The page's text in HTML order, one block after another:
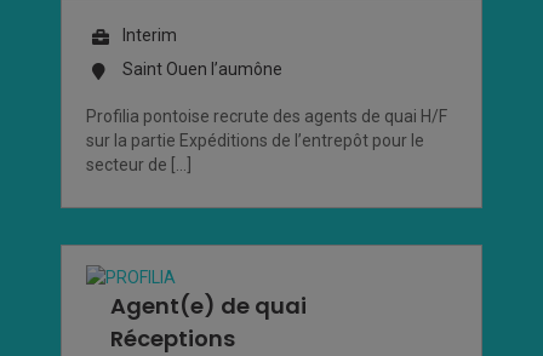
Interim
Saint Ouen l’aumône
Profilia pontoise recrute des agents de quai H/F
sur la partie Expéditions de l’entrepôt pour le
secteur de […]
Agent(e) de quai
Réceptions